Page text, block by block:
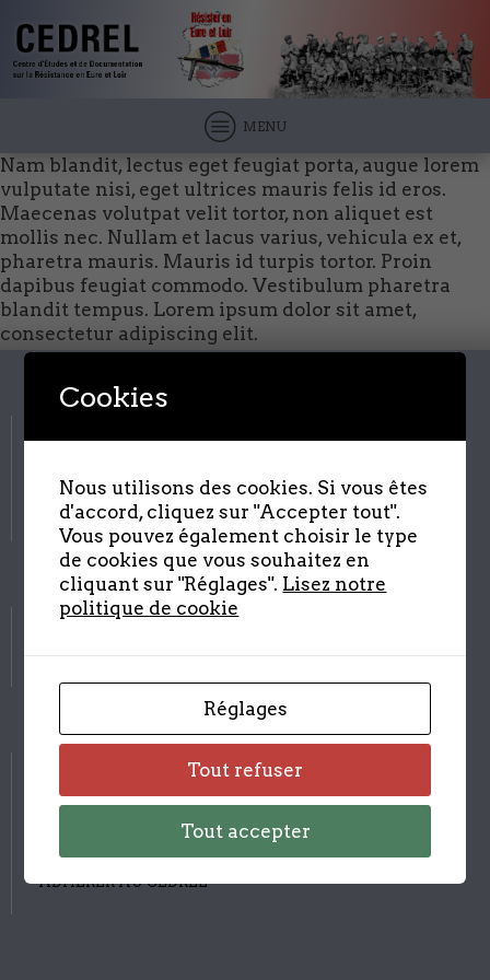
MENU
Nam blandit, lectus eget feugiat porta, augue lorem
vulputate nisi, eget ultrices mauris felis id eros.
Maecenas volutpat velit tortor, non aliquet est
mollis nec. Nullam et lacus varius, vehicula ex et,
pharetra mauris. Mauris id turpis tortor. Proin
dapibus feugiat commodo. Vestibulum pharetra
blandit tempus. Lorem ipsum dolor sit amet,
consectetur adipiscing elit.
Suivez-nous sur les réseaux
SITES PARTENAIRES
RECHERCHE DES FAMILLES
ADHÉRER AU CEDREL
Cookies
Nous utilisons des cookies. Si vous êtes
d'accord, cliquez sur "Accepter tout".
Vous pouvez également choisir le type
de cookies que vous souhaitez en
cliquant sur "Réglages". Lisez notre
politique de cookie
Réglages
Tout refuser
Tout accepter